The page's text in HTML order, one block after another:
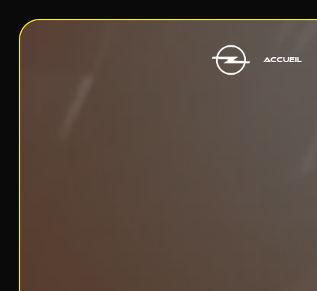
ACCUEIL